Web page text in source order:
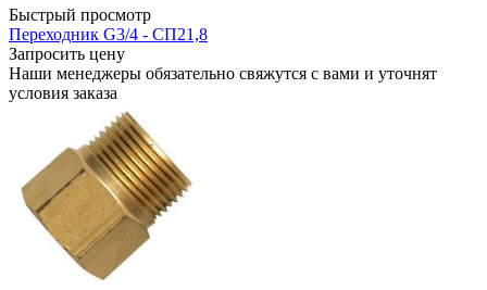
Быстрый просмотр
Переходник G3/4 - СП21,8
Запросить цену
Наши менеджеры обязательно свяжутся с вами и уточнят
условия заказа